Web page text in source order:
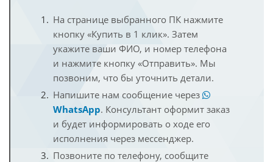
На странице выбранного ПК нажмите
кнопку «Купить в 1 клик». Затем
укажите ваши ФИО, и номер телефона
и нажмите кнопку «Отправить». Мы
позвоним, что бы уточнить детали.
Напишите нам сообщение через
WhatsApp. Консультант оформит заказ
и будет информировать о ходе его
исполнения через мессенджер.
Позвоните по телефону, сообщите